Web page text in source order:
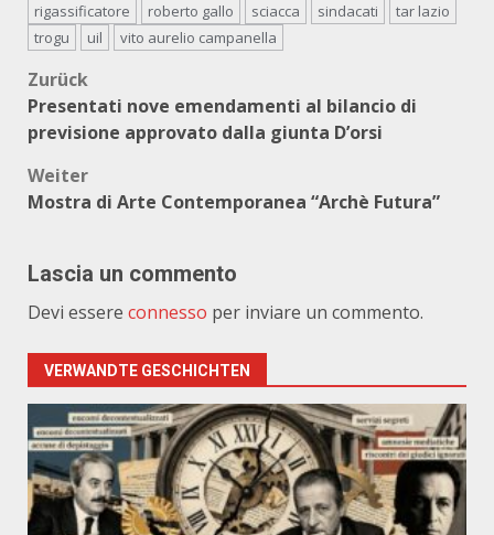
rigassificatore
roberto gallo sciacca sindacati
tar lazio
trogu
uil vito aurelio campanella
Beitragsnavigation
Zurück
Presentati nove emendamenti al bilancio di
previsione approvato dalla giunta D’orsi
Weiter
Mostra di Arte Contemporanea “Archè Futura”
Lascia un commento
Devi essere connesso per inviare un commento.
VERWANDTE GESCHICHTEN